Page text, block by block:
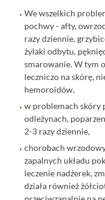
We wszelkich
pochwy - afty,
razy dziennie,
żylaki odbytu,
smarowanie. W tym
leczniczo na skórę,
hemoroidów,
w problemach skóry
odleżynach,
2-3 razy dziennie,
chorobach
zapalnych układu
leczenie nadżerek,
działa również